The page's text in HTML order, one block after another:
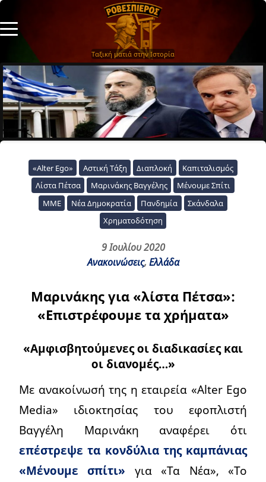
Ταξική ματιά στην Ιστορία
«Alter Ego» Αστική Τάξη Διαπλοκή
Καπιταλισμός
Λίστα Πέτσα
Μαρινάκης Βαγγέλης
Μένουμε Σπίτι
ΜΜΕ
Νέα Δημοκρατία Πανδημία
Σκάνδαλα
Χρηματοδότηση
9 Ιουλίου 2020
Ανακοινώσεις, Ελλάδα
Μαρινάκης για «λίστα Πέτσα»:
«Επιστρέφουμε τα χρήματα»
«Αμφισβητούμενες οι διαδικασίες και
οι διανομές…»
Με ανακοίνωσή της η εταιρεία «Alter Ego
Media» ιδιοκτησίας του εφοπλιστή
Βαγγέλη Μαρινάκη αναφέρει ότι
επέστρεψε τα κονδύλια της καμπάνιας
«Μένουμε σπίτι» για «Τα Νέα», «Το